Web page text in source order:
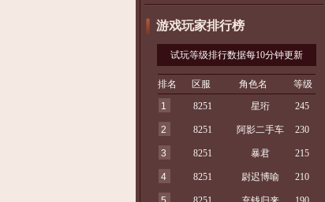
游戏玩家排行榜
试玩等级排行数据每10分钟更新
排名 区服 角色名
等级
1
8251 星珩 245
2 8251 阿影二手车 230
3 8251 暴君 215
4 8251 尉迟博喻 210